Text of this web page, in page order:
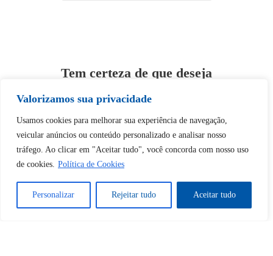
Valorizamos sua privacidade
Usamos cookies para melhorar sua experiência de navegação,
veicular anúncios ou conteúdo personalizado e analisar nosso
tráfego. Ao clicar em "Aceitar tudo", você concorda com nosso uso
de cookies. Política de Cookies
Personalizar Rejeitar tudo Aceitar tudo
Tem certeza de que deseja
Desbloquear esquerda : 0
Sim